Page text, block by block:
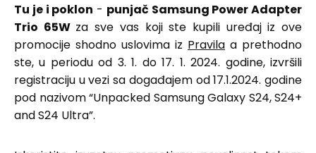
Tu je i poklon - punjač Samsung Power Adapter
Trio 65W za sve vas koji ste kupili uređaj iz ove
promocije shodno uslovima iz Pravila a prethodno
ste, u periodu od 3. 1. do 17. 1. 2024. godine, izvršili
registraciju u vezi sa događajem od 17.1.2024. godine
pod nazivom “Unpacked Samsung Galaxy S24, S24+
and S24 Ultra”.